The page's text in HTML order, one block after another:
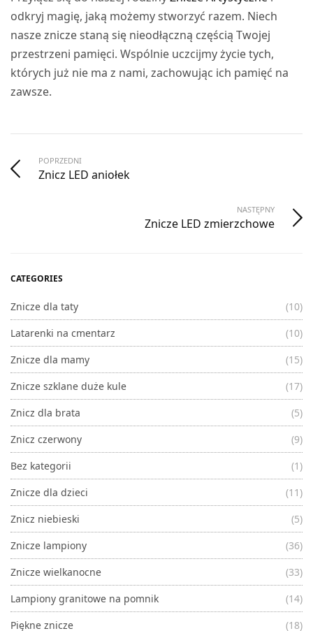
odkryj magię, jaką możemy stworzyć razem. Niech
nasze znicze staną się nieodłączną częścią Twojej
przestrzeni pamięci. Wspólnie uczcijmy życie tych,
których już nie ma z nami, zachowując ich pamięć na
zawsze.
POPRZEDNI
Znicz LED aniołek
NASTĘPNY
Znicze LED zmierzchowe
CATEGORIES
Znicze dla taty
(10)
Latarenki na cmentarz
(10)
Znicze dla mamy
(15)
Znicze szklane duże kule
(17)
Znicz dla brata
(5)
Znicz czerwony
(9)
Bez kategorii
(1)
Znicze dla dzieci
(11)
Znicz niebieski
(5)
Znicze lampiony
(36)
Znicze wielkanocne
(33)
Lampiony granitowe na pomnik
(14)
Piękne znicze
(18)